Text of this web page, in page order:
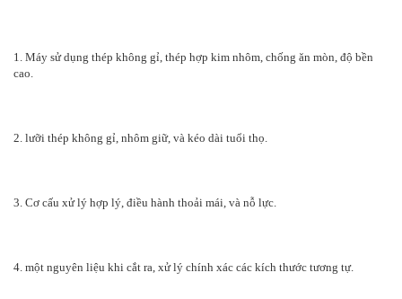
1. Máy sử dụng thép không gỉ, thép hợp kim nhôm, chống ăn mòn, độ bền
cao.
2. lưỡi thép không gỉ, nhôm giữ, và kéo dài tuổi thọ.
3. Cơ cấu xử lý hợp lý, điều hành thoải mái, và nỗ lực.
4. một nguyên liệu khi cắt ra, xử lý chính xác các kích thước tương tự.